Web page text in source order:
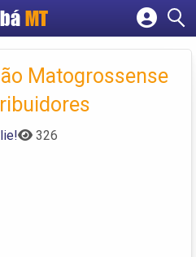
MT
empresa
Fazer login
conta
Matogrossense
326